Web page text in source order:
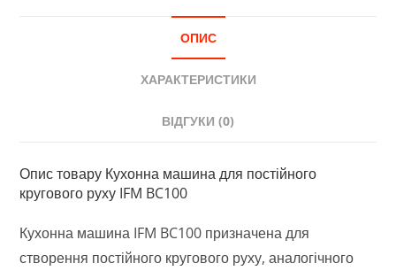
ОПИС
ХАРАКТЕРИСТИКИ
ВІДГУКИ (0)
Опис товару Кухонна машина для постійного
кругового руху IFM BC100
Кухонна машина IFM BC100 призначена для
створення постійного кругового руху, аналогічного